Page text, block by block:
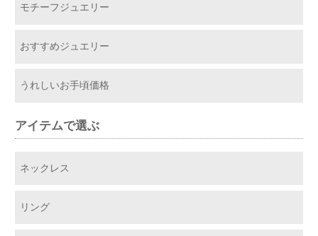
モチーフジュエリー
おすすめジュエリー
うれしいお手頃価格
アイテムで選ぶ
ネックレス
リング